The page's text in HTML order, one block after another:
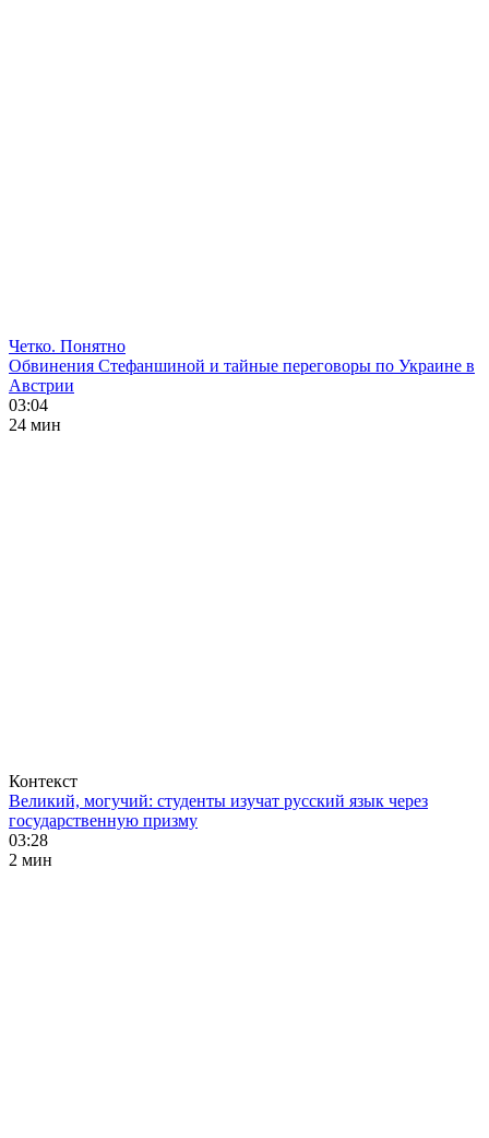
Четко. Понятно
Обвинения Стефаншиной и тайные переговоры по Украине в
Австрии
03:04
24 мин
Контекст
Великий, могучий: студенты изучат русский язык через
государственную призму
03:28
2 мин